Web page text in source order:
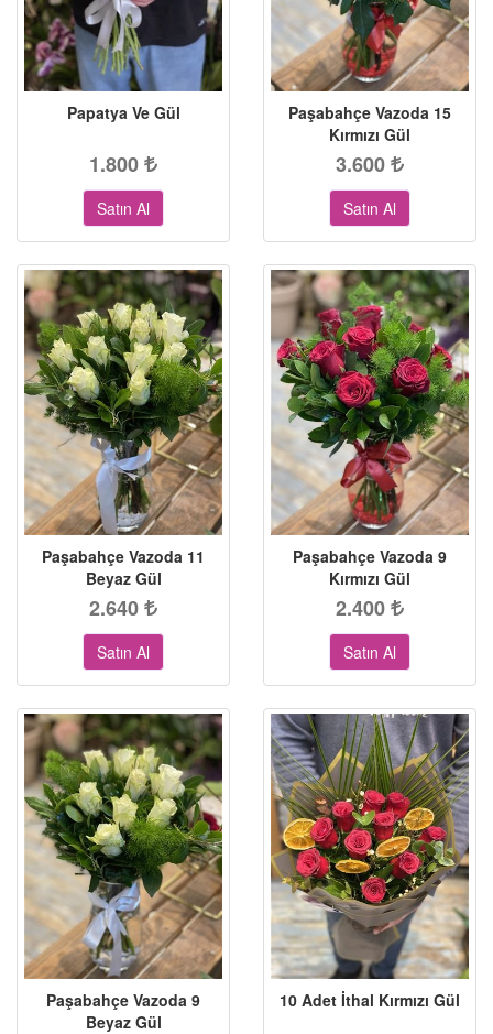
Papatya Ve Gül
1.800
Satın Al
Paşabahçe Vazoda 15
Kırmızı Gül
3.600
Satın Al
Paşabahçe Vazoda 11
Beyaz Gül
2.640
Satın Al
Paşabahçe Vazoda 9
Kırmızı Gül
2.400
Satın Al
Paşabahçe Vazoda 9
Beyaz Gül
10 Adet İthal Kırmızı Gül